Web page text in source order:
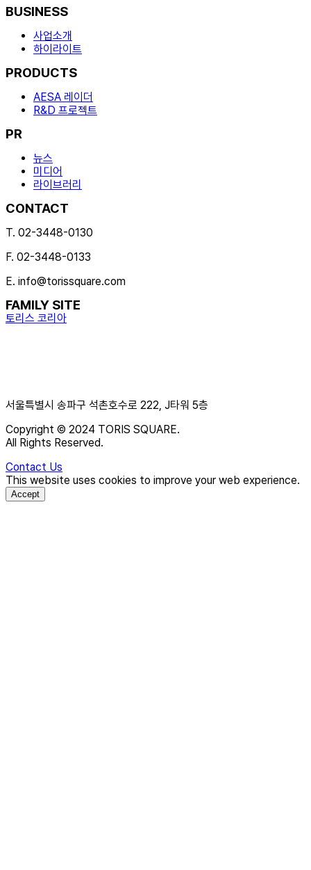
BUSINESS
사업소개
하이라이트
PRODUCTS
AESA 레이더
R&D 프로젝트
PR
뉴스
미디어
라이브러리
CONTACT
T. 02-3448-0130
F. 02-3448-0133
E. info@torissquare.com
FAMILY SITE
토리스 코리아
서울특별시 송파구 석촌호수로 222, J타워 5층
Copyright © 2024 TORIS SQUARE.
All Rights Reserved.
Contact Us
This website uses cookies to improve your web experience.
Accept